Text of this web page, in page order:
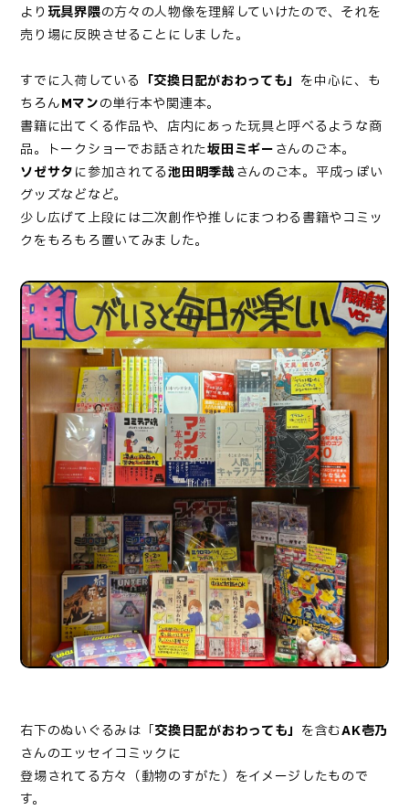
より 玩具界隈の方々の人物像を理解していけたので、それを
売り場に反映させることにしました。
すでに入荷している 「交換日記がおわっても」 を中心に、も
ちろんMマンの単行本や関連本。
書籍に出てくる作品や、店内にあった玩具と呼べるような商
品。トークショーでお話された坂田ミギーさんのご本。
ソゼサタに参加されてる池田明季哉さんのご本。平成っぽい
グッズなどなど。
少し広げて上段には二次創作や推しにまつわる書籍やコミッ
クをもろもろ置いてみました。
右下のぬいぐるみは「交換日記がおわっても」 を含むAK壱乃
さんのエッセイコミックに
登場されてる方々（動物のすがた）をイメージしたもので
す。